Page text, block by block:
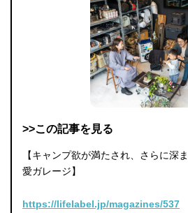
>>この記事を見る
【キャンプ欲が満たされ、さらに深
愛ガレージ】
https://lifelabel.jp/magazines/537